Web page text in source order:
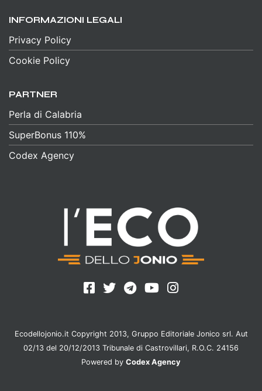
INFORMAZIONI LEGALI
Privacy Policy
Cookie Policy
PARTNER
Perla di Calabria
SuperBonus 110%
Codex Agency
Ecodellojonio.it Copyright 2013, Gruppo Editoriale Jonico srl. Aut
02/13 del 20/12/2013 Tribunale di Castrovillari, R.O.C. 24156
Powered by Codex Agency